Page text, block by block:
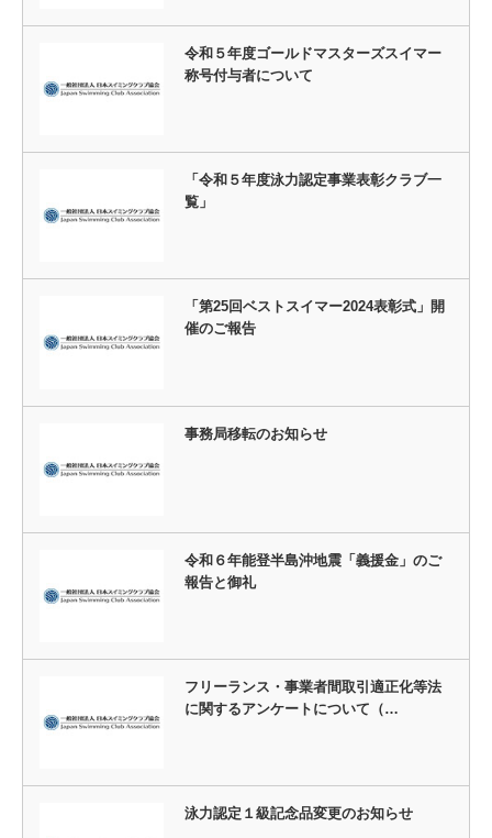
令和５年度ゴールドマスターズスイマー
称号付与者について
「令和５年度泳力認定事業表彰クラブ一
覧」
「第25回ベストスイマー2024表彰式」開
催のご報告
事務局移転のお知らせ
令和６年能登半島沖地震「義援金」のご
報告と御礼
フリーランス・事業者間取引適正化等法
に関するアンケートについて（…
泳力認定１級記念品変更のお知らせ